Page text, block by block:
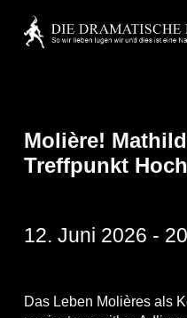
main
Molière!
Treffpunkt
12. Juni 2026 -
Das Leben Molières als